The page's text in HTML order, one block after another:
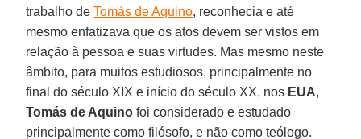
trabalho deTomás de Aquino, reconhecia e até
mesmo enfatizava que os atos devem ser vistos em
relação à pessoa e suas virtudes. Mas mesmo neste
âmbito, para muitos estudiosos, principalmente no
final do século XIX e início do século XX, nos EUA,
Tomás de Aquino foi considerado e estudado
principalmente como filósofo, e não como teólogo.